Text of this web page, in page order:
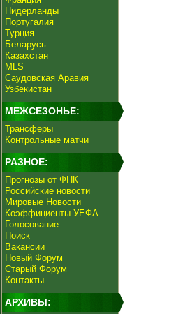
Нидерланды
Португалия
Турция
Беларусь
Казахстан
MLS
Саудовская Аравия
Узбекистан
МЕЖСЕЗОНЬЕ:
Трансферы
Контрольные матчи
РАЗНОЕ:
Прогнозы от ФНК
Российские новости
Мировые Новости
Коэффициенты УЕФА
Голосование
Поиск
Вакансии
Новый Форум
Старый Форум
Контакты
АРХИВЫ: